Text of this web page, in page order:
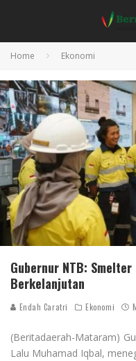
Home Ekonomi
Gubernur NTB:
Berkelanjutan
Endah Caratri Ekonomi
(Beritadaerah-Mataram)
Lalu Muhamad Iqbal,